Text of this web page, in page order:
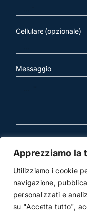
Apprezziamo la
Utilizziamo i cookie
navigazione,
personalizzati e
su "Accetta tutto",
Cellulare (opzionale)
Messaggio
invia mail